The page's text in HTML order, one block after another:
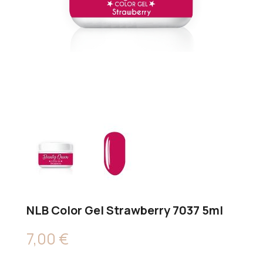
NLB Color Gel Strawberry 7037 5ml
7,00 €